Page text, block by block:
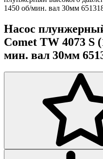
1450 об/мин. вал 30мм
Насос
Comet TW 4073 S
мин. вал 30мм